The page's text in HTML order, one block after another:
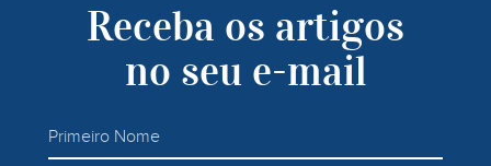
Receba os artigos
no seu e-mail